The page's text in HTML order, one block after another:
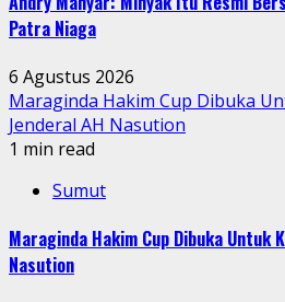
Patra Niaga
6 Agustus 2026
Maraginda Hakim Cup Dibuka
Jenderal AH Nasution
1 min read
Sumut
Maraginda Hakim Cup Dibuka Untuk
Nasution